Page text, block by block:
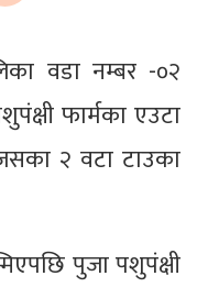
वडा नम्बर -०२
फार्मका एउटा
२ वटा टाउका
पुजा पशुपंक्षी